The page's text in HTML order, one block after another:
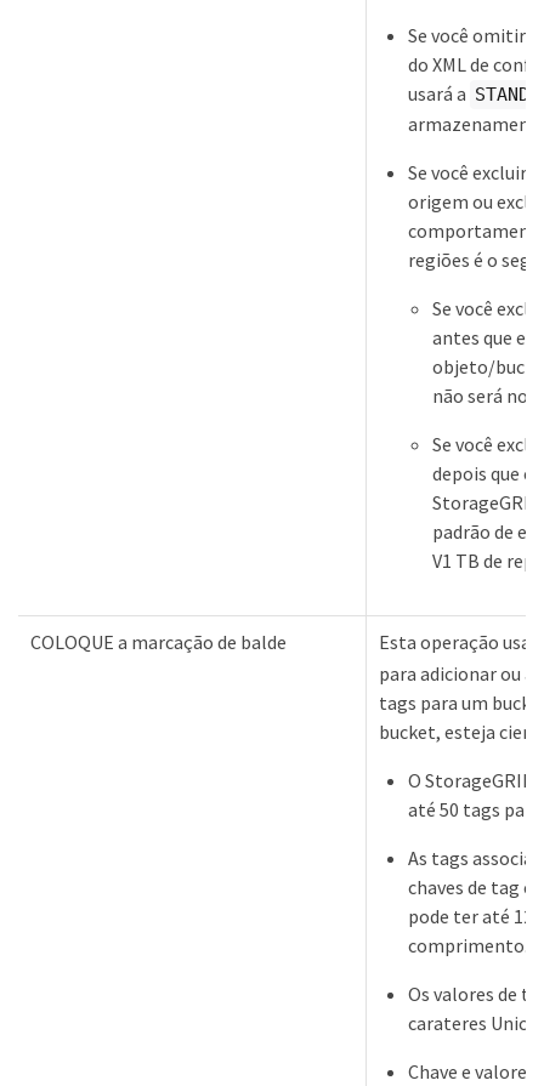
Se você omitir
do XML de
usará a
Se você excluir
origem ou
regiões é o
Se você
antes que
objeto/
não será
Se você
depois que
padrão de
V1 TB de
COLOQUE a marcação de balde
Esta operação usa
para adicionar ou
tags para um
bucket, esteja
O StorageGRID
até 50 tags
As tags
chaves de tag
pode ter até
comprimento.
Os valores de
carateres
Chave e valores